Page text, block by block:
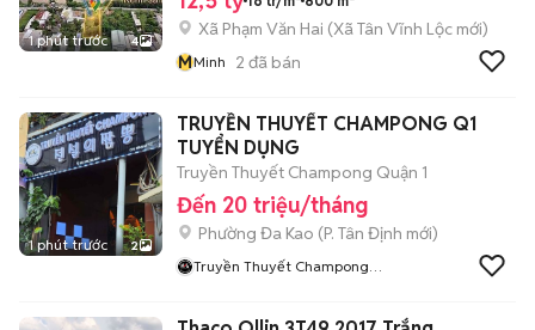
1 phút trước 4
Xã Phạm Văn Hai (Xã Tân Vĩnh Lộc mới)
MMinh 2 đã bán
1 phút trước 2
TRUYỀN THUYẾT CHAMPONG Q1
TUYỂN DỤNG
Truyền Thuyết Champong Quận 1
Đến 20 triệu/tháng
Phường Đa Kao (P. Tân Định mới)
Truyền Thuyết Champong